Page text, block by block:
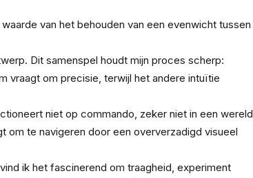
van het behouden van een evenwicht tussen
Dit samenspel houdt mijn proces scherp:
vraagt om precisie, terwijl het andere intuïtie
niet op commando, zeker niet in een wereld
om te navigeren door een oververzadigd visueel
ik het fascinerend om traagheid, experiment